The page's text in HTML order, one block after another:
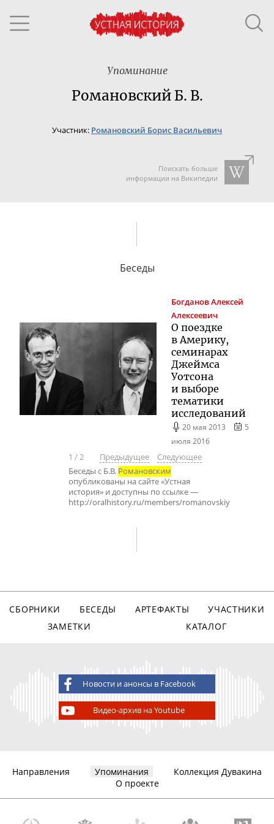
Упоминание
Романовский Б. В.
Участник: Романовский Борис Васильевич
Поискать больше
информации на Википедии
Беседы
БогдановАлексей
Алексеевич
О поездке
в Америку,
семинарах
Джеймса
Уотсона
и выборе
тематики
исследований
20 мая 2013
5
июля 2016
1 /2 Предыдущее
Следующее
Беседы с Б.В. Романовским
опубликованы на сайте «Устная
история» и доступны по ссылке —
http://oralhistory.ru/members/romanovskiy
СБОРНИКИ БЕСЕДЫ АРТЕФАКТЫ
УЧАСТНИКИ
ЗАМЕТКИ
КАТАЛОГ
Новости и анонсы в Facebook
Видео-архив на Youtube
Направления Упоминания
Коллекция Дувакина
О проекте